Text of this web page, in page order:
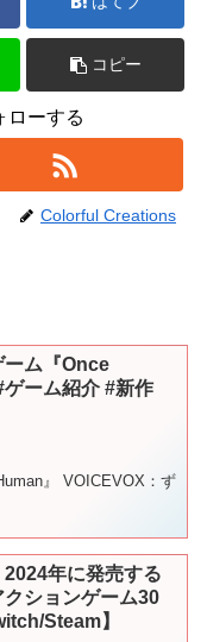
コピー
ローする
Colorful Creations
ム『Once
ーム紹介 #新作
』 VOICEVOX：ず
年に発売する
ションゲーム30
Steam】